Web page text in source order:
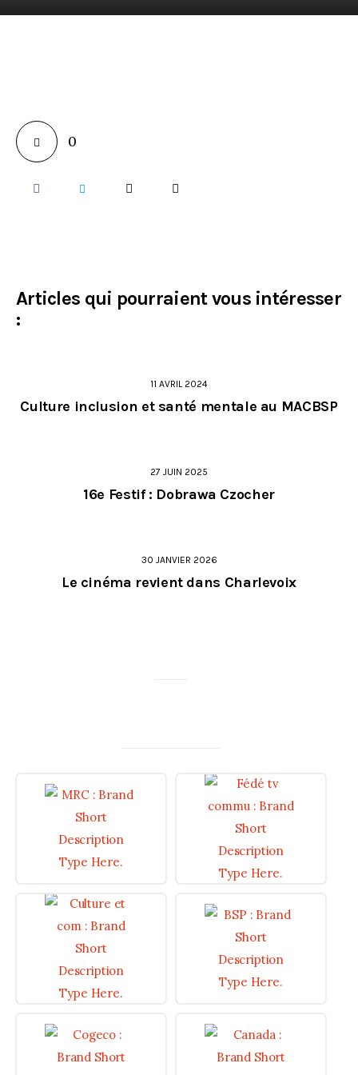
0
Articles qui pourraient vous intéresser
:
11 AVRIL 2024
Culture inclusion et santé mentale au MACBSP
27 JUIN 2025
16e Festif : Dobrawa Czocher
30 JANVIER 2026
Le cinéma revient dans Charlevoix